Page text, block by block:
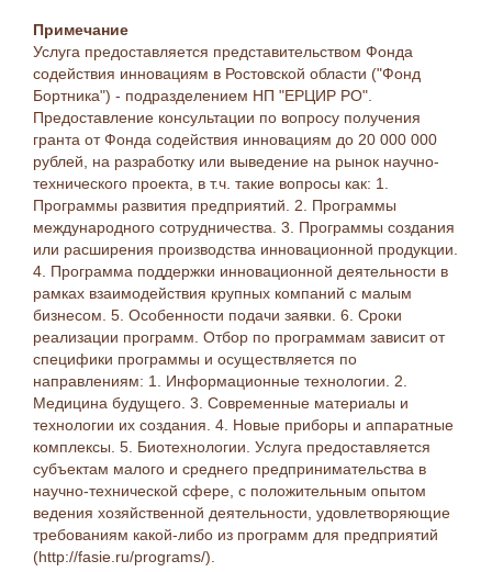
Примечание
Услуга предоставляется представительством Фонда
содействия инновациям в Ростовской области ("Фонд
Бортника") - подразделением НП "ЕРЦИР РО".
Предоставление консультации по вопросу получения
гранта от Фонда содействия инновациям до 20 000 000
рублей, на разработку или выведение на рынок научно-
технического проекта, в т.ч. такие вопросы как: 1.
Программы развития предприятий. 2. Программы
международного сотрудничества. 3. Программы создания
или расширения производства инновационной продукции.
4. Программа поддержки инновационной деятельности в
рамках взаимодействия крупных компаний с малым
бизнесом. 5. Особенности подачи заявки. 6. Сроки
реализации программ. Отбор по программам зависит от
специфики программы и осуществляется по
направлениям: 1. Информационные технологии. 2.
Медицина будущего. 3. Современные материалы и
технологии их создания. 4. Новые приборы и аппаратные
комплексы. 5. Биотехнологии. Услуга предоставляется
субъектам малого и среднего предпринимательства в
научно-технической сфере, с положительным опытом
ведения хозяйственной деятельности, удовлетворяющие
требованиям какой-либо из программ для предприятий
(http://fasie.ru/programs/).